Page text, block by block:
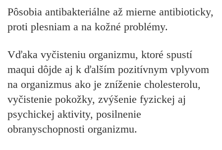
Pôsobia antibakteriálne až mierne antibioticky,
proti plesniam a na kožné problémy.
Vďaka vyčisteniu organizmu, ktoré spustí
maqui dôjde aj k ďalším pozitívnym vplyvom
na organizmus ako je zníženie cholesterolu,
vyčistenie pokožky, zvýšenie fyzickej aj
psychickej aktivity, posilnenie
obranyschopnosti organizmu.